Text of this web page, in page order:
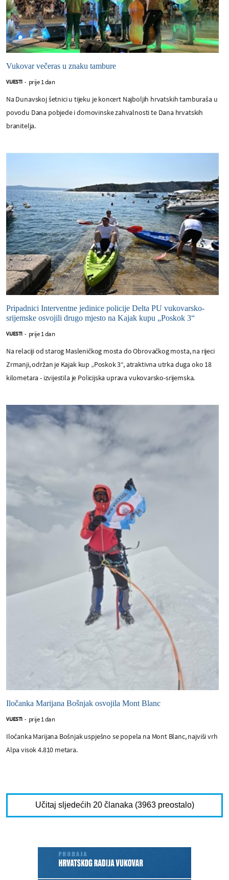
Vukovar večeras u znaku tambure
VIJESTI - prije 1 dan
Na Dunavskoj šetnici u tijeku je koncert Najboljih hrvatskih tamburaša u
povodu Dana pobjede i domovinske zahvalnosti te Dana hrvatskih
branitelja.
Pripadnici Interventne jedinice policije Delta PU vukovarsko-
srijemske osvojili drugo mjesto na Kajak kupu „Poskok 3“
VIJESTI - prije 1 dan
Na relaciji od starog Masleničkog mosta do Obrovačkog mosta, na rijeci
Zrmanji, održan je Kajak kup „Poskok 3“, atraktivna utrka duga oko 18
kilometara - izvijestila je Policijska uprava vukovarsko-srijemska.
Iločanka Marijana Bošnjak osvojila Mont Blanc
VIJESTI - prije 1 dan
Iločanka Marijana Bošnjak uspješno se popela na Mont Blanc, najviši vrh
Alpa visok 4.810 metara.
Učitaj sljedećih 20 članaka (3963 preostalo)